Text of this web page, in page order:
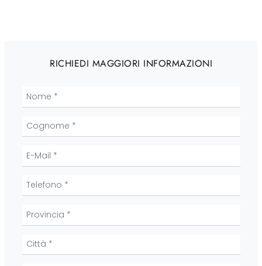
RICHIEDI MAGGIORI INFORMAZIONI